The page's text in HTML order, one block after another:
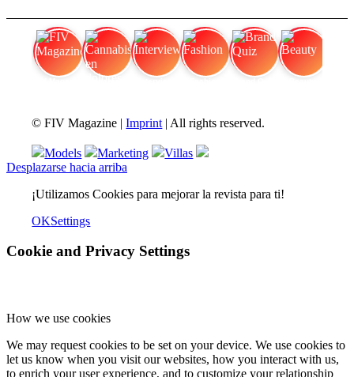
© FIV Magazine |Imprint | All rights reserved.
Models Marketing
Villas
Desplazarse hacia arriba
¡Utilizamos Cookies para mejorar la revista para ti!
OKSettings
Cookie and Privacy Settings
How we use cookies
We may request cookies to be set on your device. We use cookies to
let us know when you visit our websites, how you interact with us,
to enrich your user experience, and to customize your relationship